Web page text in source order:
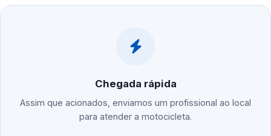
Chegada rápida
Assim que acionados, enviamos um profissional ao local
para atender a motocicleta.